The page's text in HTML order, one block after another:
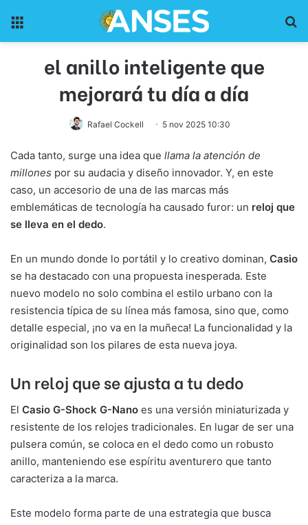
el anillo inteligente que
mejorará tu día a día
Rafael Cockell 5 nov 2025 10:30
Cada tanto, surge una idea que llama la atención de
millones por su audacia y diseño innovador. Y, en este
caso, un accesorio de una de las marcas más
emblemáticas de tecnología ha causado furor: un reloj que
se lleva en el dedo.
En un mundo donde lo portátil y lo creativo dominan, Casio
se ha destacado con una propuesta inesperada. Este
nuevo modelo no solo combina el estilo urbano con la
resistencia típica de su línea más famosa, sino que, como
detalle especial, ¡no va en la muñeca! La funcionalidad y la
originalidad son los pilares de esta nueva joya.
Un reloj que se ajusta a tu dedo
El Casio G-Shock G-Nano es una versión miniaturizada y
resistente de los relojes tradicionales. En lugar de ser una
pulsera común, se coloca en el dedo como un robusto
anillo, manteniendo ese espíritu aventurero que tanto
caracteriza a la marca.
Este modelo forma parte de una estrategia que busca